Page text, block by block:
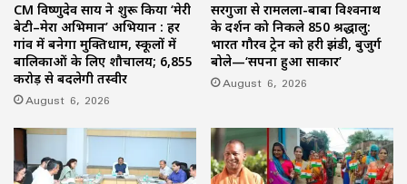
CM विष्णुदेव साय ने शुरू किया ‘मेरी
बेटी–मेरा अभिमान’ अभियान : हर
गांव में बनेगा मुक्तिधाम, स्कूलों में
बालिकाओं के लिए शौचालय; 6,855
करोड़ से बदलेगी तस्वीर
August 6, 2026
सरगुजा से रामलला-बाबा विश्वनाथ
के दर्शन को निकले 850 श्रद्धालु:
भारत गौरव ट्रेन को हरी झंडी, बुजुर्ग
बोले—‘सपना हुआ साकार’
August 6, 2026